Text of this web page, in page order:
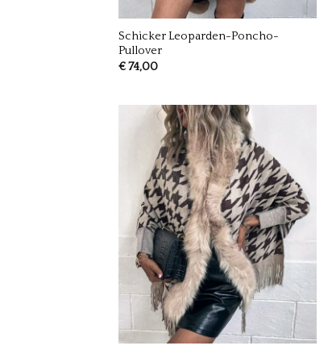
Schicker Leoparden-Poncho-
Pullover
€74,00